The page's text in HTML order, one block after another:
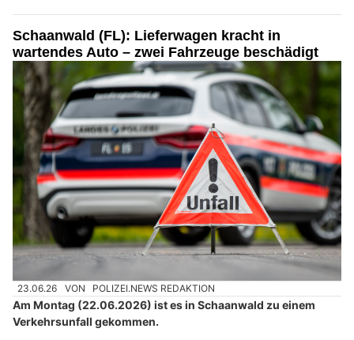
Schaanwald (FL): Lieferwagen kracht in
wartendes Auto – zwei Fahrzeuge beschädigt
23.06.26 VON POLIZEI.NEWS REDAKTION
Am Montag (22.06.2026) ist es in Schaanwald zu einem
Verkehrsunfall gekommen.